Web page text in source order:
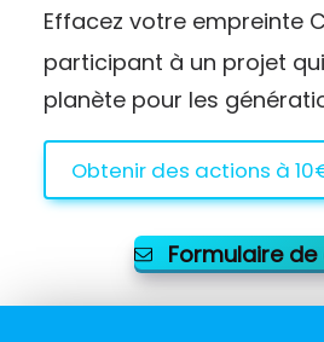
Effacez votre empreinte
participant à un projet
planète pour les
Obtenir des actions à
Formulaire